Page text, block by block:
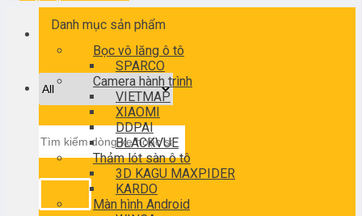
kiếm:
Danh mục sản phẩm
Bọc vô lăng ô tô
SPARCO
Camera hành trình
VIETMAP
XIAOMI
DDPAI
BLACKVUE
Thảm lót sàn ô tô
3D KAGU MAXPIDER
KARDO
Màn hình Android